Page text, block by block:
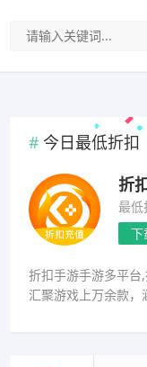
今日最低折扣
折
最低
下
折扣手游手游多平台,
汇聚游戏上万余款，